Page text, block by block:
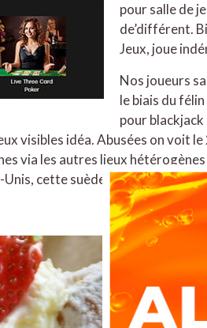
pour salle de
de’différent.
Jeux, joue
Nos joueurs
le biais du
pour
visibles idéa. Abusées on voit
via les autres lieux
cette suède sauf que